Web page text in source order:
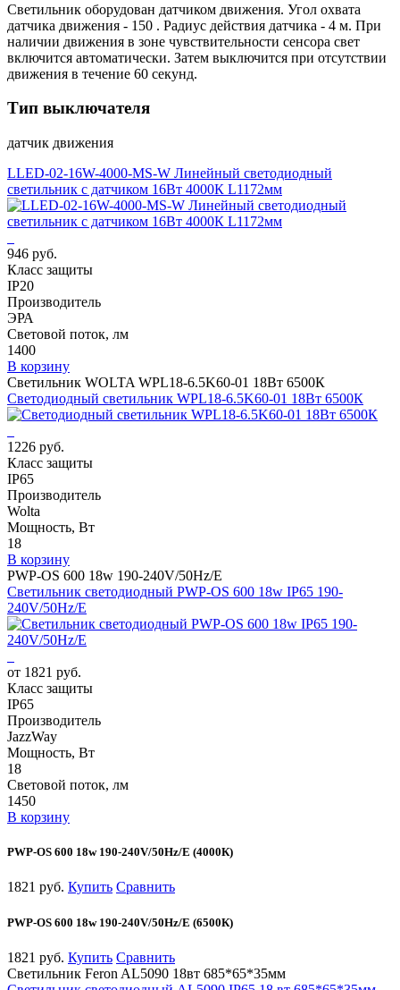
Светильник оборудован датчиком движения. Угол охвата
датчика движения - 150 . Радиус действия датчика - 4 м. При
наличии движения в зоне чувствительности сенсора свет
включится автоматически. Затем выключится при отсутствии
движения в течение 60 секунд.
Тип выключателя
датчик движения
LLED-02-16W-4000-MS-W Линейный светодиодный
светильник с датчиком 16Вт 4000К L1172мм
946 руб.
Класс защиты
IP20
Производитель
ЭРА
Световой поток, лм
1400
В корзину
Светильник WOLTA WPL18-6.5K60-01 18Вт 6500К
Светодиодный светильник WPL18-6.5K60-01 18Вт 6500К
1226 руб.
Класс защиты
IP65
Производитель
Wolta
Мощность, Вт
18
В корзину
PWP-OS 600 18w 190-240V/50Hz/E
Светильник светодиодный PWP-OS 600 18w IP65 190-
240V/50Hz/E
от 1821 руб.
Класс защиты
IP65
Производитель
JazzWay
Мощность, Вт
18
Световой поток, лм
1450
В корзину
PWP-OS 600 18w 190-240V/50Hz/E (4000К)
1821 руб. Купить Сравнить
PWP-OS 600 18w 190-240V/50Hz/E (6500К)
1821 руб. Купить Сравнить
Светильник Feron AL5090 18вт 685*65*35мм